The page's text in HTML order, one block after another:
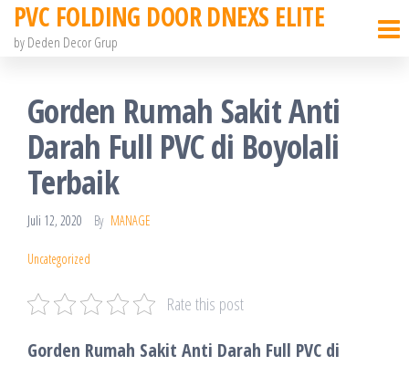
Skip
content
PVC FOLDING DOOR DNEXS ELITE
by Deden Decor Grup
Gorden Rumah Sakit Anti
Darah Full PVC di Boyolali
Terbaik
Juli 12, 2020 By MANAGE
Uncategorized
Rate this post
Gorden Rumah Sakit Anti Darah Full PVC di